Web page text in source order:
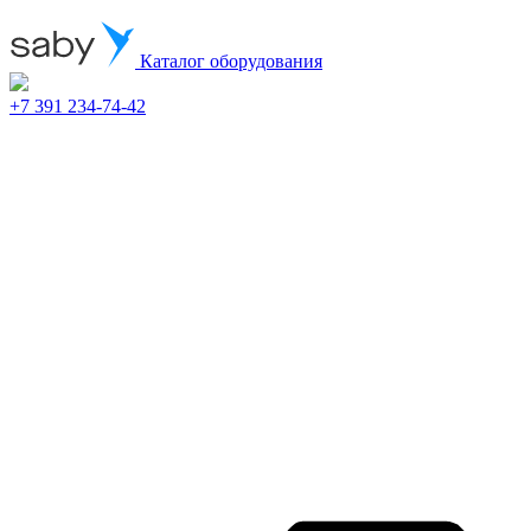
Каталог оборудования
+7 391 234-74-42